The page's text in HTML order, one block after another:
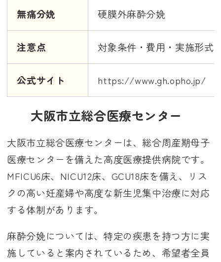
無痛分娩 硬膜外麻酔分娩
注意点 対象条件・費用・実施形式
公式サイト https://www.gh.opho.jp/
大阪市立総合医療センター
大阪市立総合医療センターは、総合周産期母子
医療センターを備えた高度医療提供病院です。
MFICU6床、NICU12床、GCU18床を備え、リス
クの高い妊産婦や高度な新生児集中治療に対応
する体制があります。
麻酔分娩については、特定の疾患を持つ方に実
施していると案内されているため、希望者全員